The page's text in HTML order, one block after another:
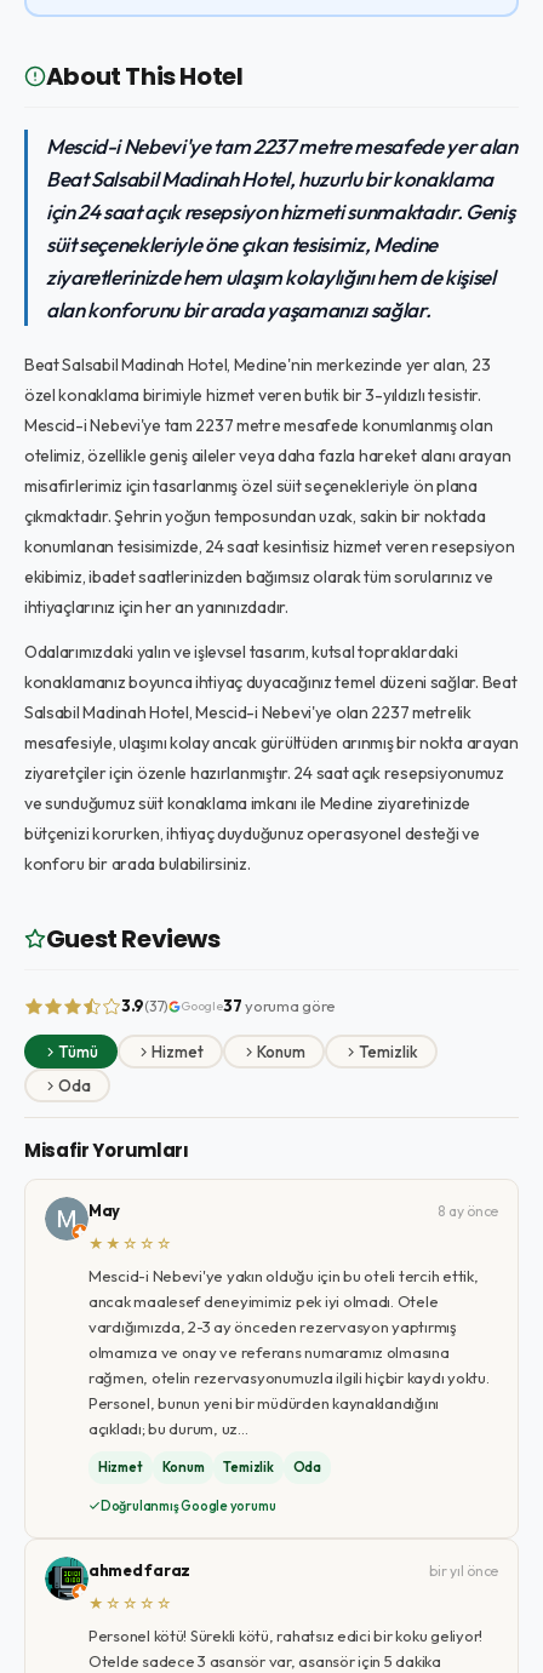
About This Hotel
Mescid-i Nebevi'ye tam 2237 metre mesafede yer alan
Beat Salsabil Madinah Hotel, huzurlu bir konaklama
için 24 saat açık resepsiyon hizmeti sunmaktadır. Geniş
süit seçenekleriyle öne çıkan tesisimiz, Medine
ziyaretlerinizde hem ulaşım kolaylığını hem de kişisel
alan konforunu bir arada yaşamanızı sağlar.
Beat Salsabil Madinah Hotel, Medine'nin merkezinde yer alan, 23
özel konaklama birimiyle hizmet veren butik bir 3-yıldızlı tesistir.
Mescid-i Nebevi'ye tam 2237 metre mesafede konumlanmış olan
otelimiz, özellikle geniş aileler veya daha fazla hareket alanı arayan
misafirlerimiz için tasarlanmış özel süit seçenekleriyle ön plana
çıkmaktadır. Şehrin yoğun temposundan uzak, sakin bir noktada
konumlanan tesisimizde, 24 saat kesintisiz hizmet veren resepsiyon
ekibimiz, ibadet saatlerinizden bağımsız olarak tüm sorularınız ve
ihtiyaçlarınız için her an yanınızdadır.
Odalarımızdaki yalın ve işlevsel tasarım, kutsal topraklardaki
konaklamanız boyunca ihtiyaç duyacağınız temel düzeni sağlar. Beat
Salsabil Madinah Hotel, Mescid-i Nebevi'ye olan 2237 metrelik
mesafesiyle, ulaşımı kolay ancak gürültüden arınmış bir nokta arayan
ziyaretçiler için özenle hazırlanmıştır. 24 saat açık resepsiyonumuz
ve sunduğumuz süit konaklama imkanı ile Medine ziyaretinizde
bütçenizi korurken, ihtiyaç duyduğunuz operasyonel desteği ve
konforu bir arada bulabilirsiniz.
Guest Reviews
3.9(37) Google37yoruma göre
Tümü Hizmet Konum
Temizlik
Oda
Misafir Yorumları
May
8 ay önce
★★☆☆☆
Mescid-i Nebevi'ye yakın olduğu için bu oteli tercih ettik,
ancak maalesef deneyimimiz pek iyi olmadı. Otele
vardığımızda, 2-3 ay önceden rezervasyon yaptırmış
olmamıza ve onay ve referans numaramız olmasına
rağmen, otelin rezervasyonumuzla ilgili hiçbir kaydı yoktu.
Personel, bunun yeni bir müdürden kaynaklandığını
açıkladı; bu durum, uz…
Hizmet Konum Temizlik Oda
Doğrulanmış Google yorumu
ahmed faraz
bir yıl önce
★☆☆☆☆
Personel kötü! Sürekli kötü, rahatsız edici bir koku geliyor!
Otelde sadece 3 asansör var, asansör için 5 dakika